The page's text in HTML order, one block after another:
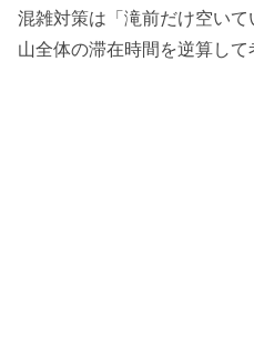
混雑対策は「滝前だけ空い
山全体の滞在時間を逆算して